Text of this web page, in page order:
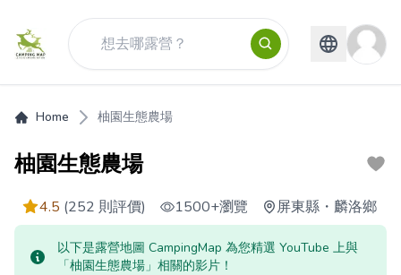
Home 柚園生態農場
柚園生態農場
4.5 (252 則評價) 1500+瀏覽 屏東縣 ・ 麟洛鄉
以下是露營地圖 CampingMap 為您精選 YouTube 上與
「柚園生態農場」相關的影片！